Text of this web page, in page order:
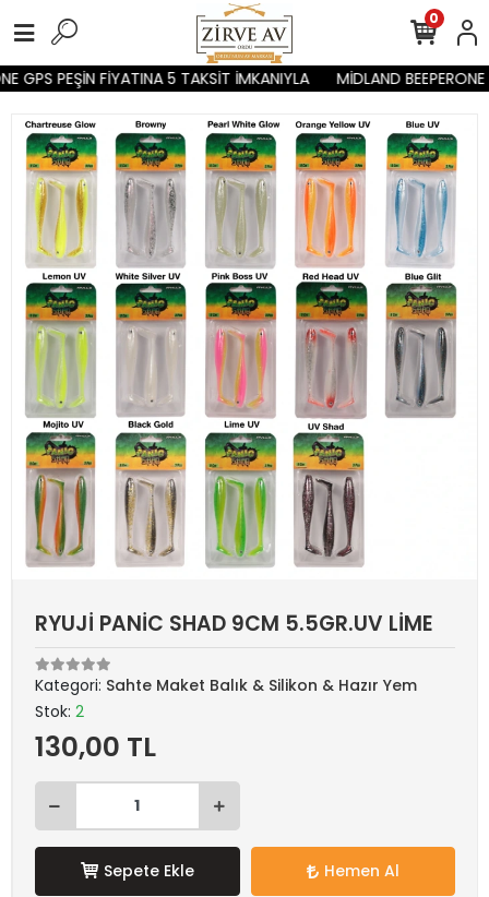
GPS PEŞİN FİYATINA 5 TAKSİT İMKANIYLA MİDLAND
0
RYUJİ PANİC SHAD 9CM 5.5GR.UV LİME
Kategori: Sahte Maket Balık & Silikon & Hazır Yem
Stok: 2
130,00 TL
Sepete Ekle Hemen Al